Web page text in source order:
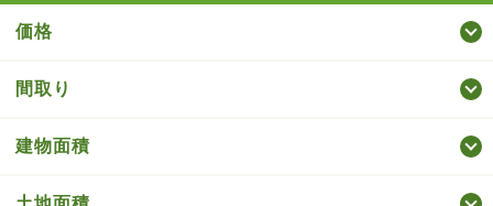
価格
間取り
建物面積